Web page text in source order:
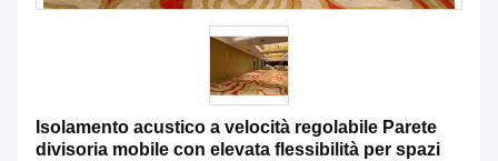
Isolamento acustico a velocità regolabile Parete
divisoria mobile con elevata flessibilità per spazi